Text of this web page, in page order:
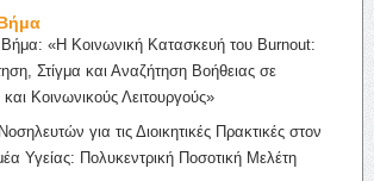
Βήμα: «Η Κοινωνική Κατασκευή του Burnout:
Στίγμα και Αναζήτηση Βοήθειας σε
Κοινωνικούς Λειτουργούς»
για τις Διοικητικές Πρακτικές στον
Υγείας: Πολυκεντρική Ποσοτική Μελέτη